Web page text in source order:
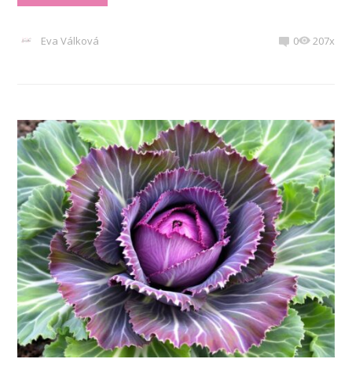
Eva Válková 0 207x